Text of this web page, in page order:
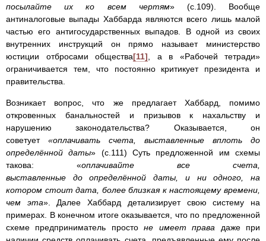
посылайте их ко всем чертям» (с.109). Вообще
антиналоговые выпады Хаббарда являются всего лишь малой
частью его антигосударственных выпадов. В одной из своих
внутренних инструкций он прямо называет министерство
юстиции отбросами общества[11] , а в «Рабочей тетради»
ограничивается тем, что постоянно критикует президента и
правительства.
Возникает вопрос, что же предлагает Хаббард, помимо
откровенных банальностей и призывов к нахальству и
нарушению законодательства? Оказывается, он
советует «оплачивать счета, вы­ставленные вплоть до
определённой даты» (с.111) Суть предложенной им схемы
такова: «оплачивайте все счета,
выставленные до определённой даты, и ни одного, на
котором стоит дата, более близкая к настоящему времени,
чем эта». Далее Хаббард детализирует свою систему на
примерах. В конечном итоге оказывается, что по предложенной
схеме предприниматель простоне имеет права даже при